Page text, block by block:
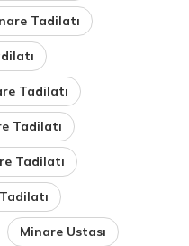
Tadilatı
Tadilatı
Tadilatı
Tadilatı
Minare Ustası